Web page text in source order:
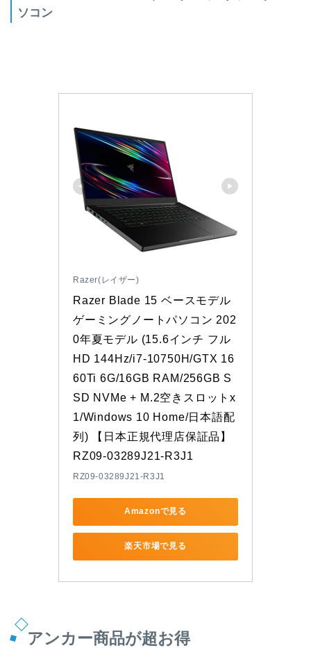
ソコン
Razer(レイザー)
Razer Blade 15 ベースモデル
ゲーミングノートパソコン 202
0年夏モデル (15.6インチ フル
HD 144Hz/i7-10750H/GTX 16
60Ti 6G/16GB RAM/256GB S
SD NVMe + M.2空きスロットx
1/Windows 10 Home/日本語配
列) 【日本正規代理店保証品】
RZ09-03289J21-R3J1
RZ09-03289J21-R3J1
Amazonで見る
楽天市場で見る
アンカー商品が超お得